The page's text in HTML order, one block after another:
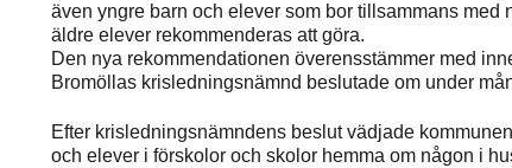
även yngre barn och elever som bor tillsammans
äldre elever rekommenderas att göra.
Den nya rekommendationen överensstämmer med
Bromöllas krisledningsnämnd beslutade om under
Efter krisledningsnämndens beslut vädjade
och elever i förskolor och skolor hemma om någon i